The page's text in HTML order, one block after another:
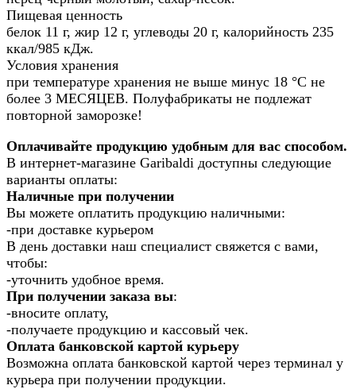
Пищевая ценность
белок 11 г, жир 12 г, углеводы 20 г, калорийность 235
ккал/985 кДж.
Условия хранения
при температуре хранения не выше минус 18 °С не
более 3 МЕСЯЦЕВ. Полуфабрикаты не подлежат
повторной заморозке!
Оплачивайте продукцию удобным для вас способом.
В интернет-магазине Garibaldi доступны следующие
варианты оплаты:
Наличные при получении
Вы можете оплатить продукцию наличными:
-при доставке курьером
В день доставки наш специалист свяжется с вами,
чтобы:
-уточнить удобное время.
При получении заказа вы:
-вносите оплату,
-получаете продукцию и кассовый чек.
Оплата банковской картой курьеру
Возможна оплата банковской картой через терминал у
курьера при получении продукции.